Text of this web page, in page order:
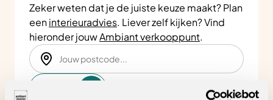
Zeker weten dat je de juiste keuze maakt? Plan
eeninterieuradvies. Liever zelf kijken? Vind
hieronder jouwAmbiant verkooppunt.